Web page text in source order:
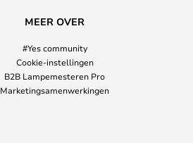
MEER OVER
#Yes community
Cookie-instellingen
B2B Lampemesteren Pro
Marketingsamenwerkingen